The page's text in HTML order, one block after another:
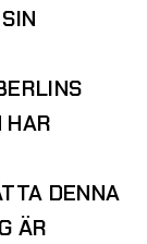
HAR
DENNA
ÄR